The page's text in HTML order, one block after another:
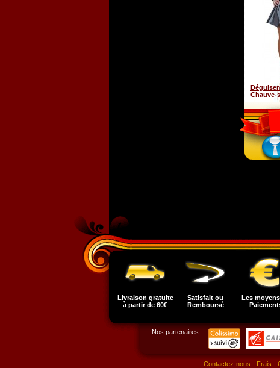
Chauve-
Livraison gratuite
à partir de 60€
Satisfait ou
Remboursé
Les
Nos partenaires :
Contactez-nous Frais